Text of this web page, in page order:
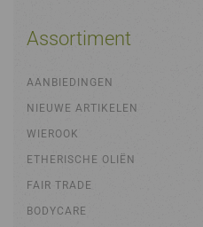
Assortiment
AANBIEDINGEN
NIEUWE ARTIKELEN
WIEROOK
ETHERISCHE OLIËN
FAIR TRADE
BODYCARE